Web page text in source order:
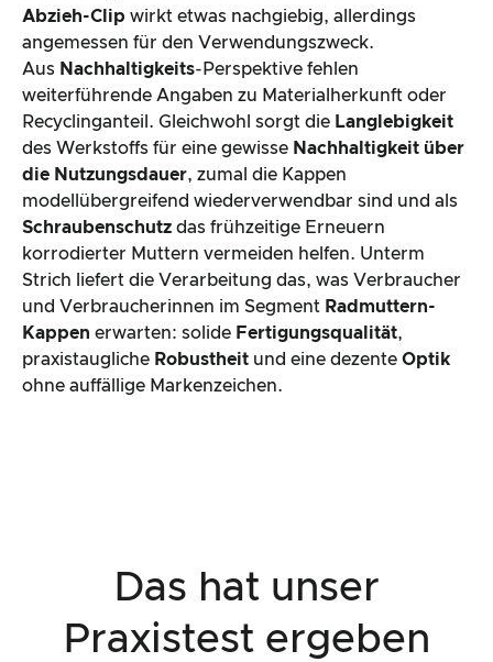
Abzieh-Clip wirkt etwas nachgiebig, allerdings
angemessen für den Verwendungszweck.
Aus Nachhaltigkeits-Perspektive fehlen
weiterführende Angaben zu Materialherkunft oder
Recyclinganteil. Gleichwohl sorgt die Langlebigkeit
des Werkstoffs für eine gewisse Nachhaltigkeit über
die Nutzungsdauer, zumal die Kappen
modellübergreifend wiederverwendbar sind und als
Schraubenschutz das frühzeitige Erneuern
korrodierter Muttern vermeiden helfen. Unterm
Strich liefert die Verarbeitung das, was Verbraucher
und Verbraucherinnen im Segment Radmuttern-
Kappen erwarten: solide Fertigungsqualität,
praxistaugliche Robustheit und eine dezente Optik
ohne auffällige Markenzeichen.
Das hat unser
Praxistest ergeben